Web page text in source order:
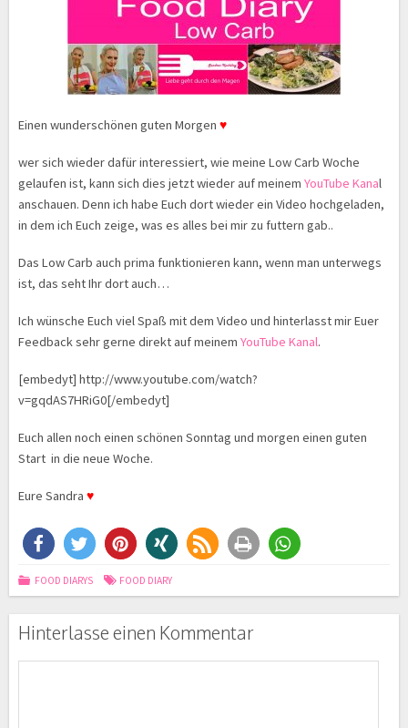
Einen wunderschönen guten Morgen ♥
wer sich wieder dafür interessiert, wie meine Low Carb Woche
gelaufen ist, kann sich dies jetzt wieder auf meinem YouTube Kanal
anschauen. Denn ich habe Euch dort wieder ein Video hochgeladen,
in dem ich Euch zeige, was es alles bei mir zu futtern gab..
Das Low Carb auch prima funktionieren kann, wenn man unterwegs
ist, das seht Ihr dort auch…
Ich wünsche Euch viel Spaß mit dem Video und hinterlasst mir Euer
Feedback sehr gerne direkt auf meinem YouTube Kanal.
[embedyt] http://www.youtube.com/watch?
v=gqdAS7HRiG0[/embedyt]
Euch allen noch einen schönen Sonntag und morgen einen guten
Start in die neue Woche.
Eure Sandra ♥
FOOD DIARYS FOOD DIARY
Hinterlasse einen Kommentar